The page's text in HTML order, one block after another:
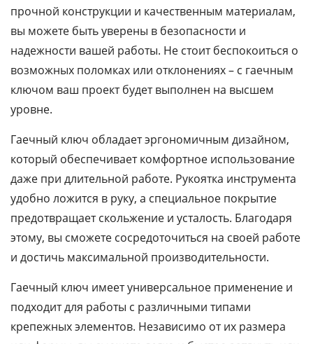
прочной конструкции и качественным материалам,
вы можете быть уверены в безопасности и
надежности вашей работы. Не стоит беспокоиться о
возможных поломках или отклонениях – с гаечным
ключом ваш проект будет выполнен на высшем
уровне.
Гаечный ключ обладает эргономичным дизайном,
который обеспечивает комфортное использование
даже при длительной работе. Рукоятка инструмента
удобно ложится в руку, а специальное покрытие
предотвращает скольжение и усталость. Благодаря
этому, вы сможете сосредоточиться на своей работе
и достичь максимальной производительности.
Гаечный ключ имеет универсальное применение и
подходит для работы с различными типами
крепежных элементов. Независимо от их размера